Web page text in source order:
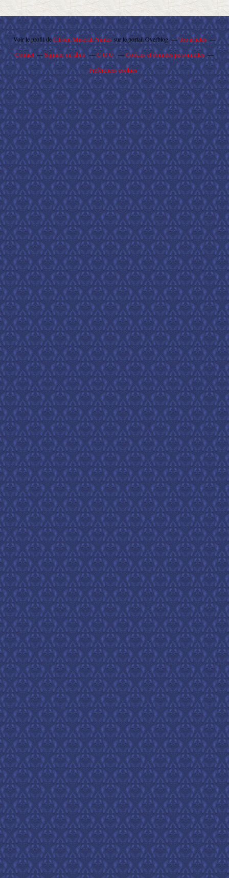
Voir le profil deCitroën Maserati Nantessur le portail Overblog
Top articles
Contact
Signaler un abus C.G.U.
Cookies et données personnelles
Préférences cookies